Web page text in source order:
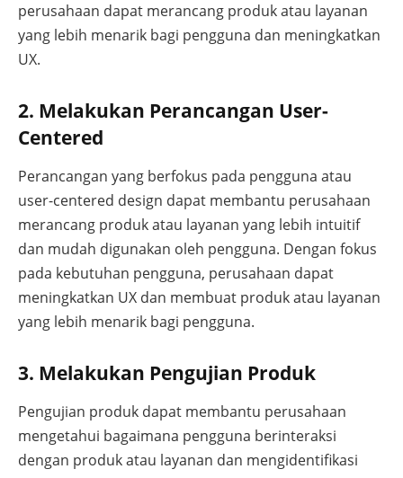
perusahaan dapat merancang produk atau layanan
yang lebih menarik bagi pengguna dan meningkatkan
UX.
2. Melakukan Perancangan User-
Centered
Perancangan yang berfokus pada pengguna atau
user-centered design dapat membantu perusahaan
merancang produk atau layanan yang lebih intuitif
dan mudah digunakan oleh pengguna. Dengan fokus
pada kebutuhan pengguna, perusahaan dapat
meningkatkan UX dan membuat produk atau layanan
yang lebih menarik bagi pengguna.
3. Melakukan Pengujian Produk
Pengujian produk dapat membantu perusahaan
mengetahui bagaimana pengguna berinteraksi
dengan produk atau layanan dan mengidentifikasi